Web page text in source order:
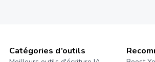
Catégories d’outils